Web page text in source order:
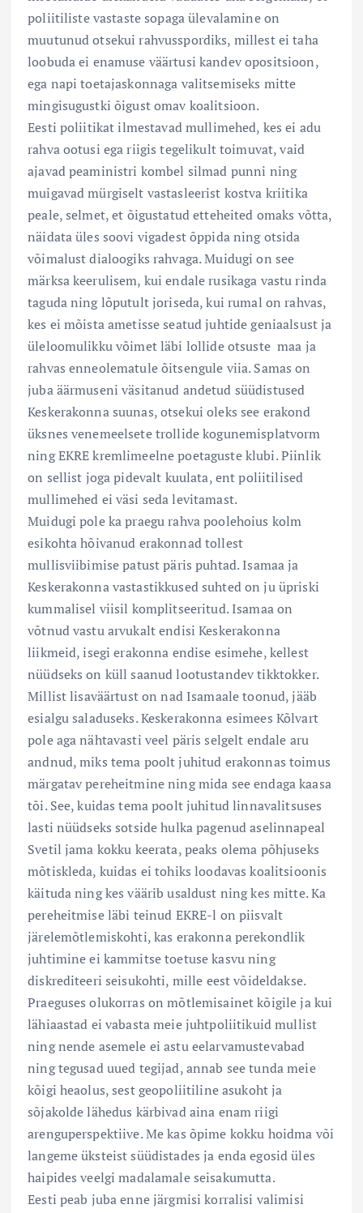
poliitiliste vastaste sopaga ülevalamine on
muutunud otsekui rahvusspordiks, millest ei taha
loobuda ei enamuse väärtusi kandev opositsioon,
ega napi toetajaskonnaga valitsemiseks mitte
mingisugustki õigust omav koalitsioon.
Eesti poliitikat ilmestavad mullimehed, kes ei adu
rahva ootusi ega riigis tegelikult toimuvat, vaid
ajavad peaministri kombel silmad punni ning
muigavad mürgiselt vastasleerist kostva kriitika
peale, selmet, et õigustatud etteheited omaks võtta,
näidata üles soovi vigadest õppida ning otsida
võimalust dialoogiks rahvaga. Muidugi on see
märksa keerulisem, kui endale rusikaga vastu rinda
taguda ning lõputult joriseda, kui rumal on rahvas,
kes ei mõista ametisse seatud juhtide geniaalsust ja
üleloomulikku võimet läbi lollide otsuste maa ja
rahvas enneolematule õitsengule viia. Samas on
juba äärmuseni väsitanud andetud süüdistused
Keskerakonna suunas, otsekui oleks see erakond
üksnes venemeelsete trollide kogunemisplatvorm
ning EKRE kremlimeelne poetaguste klubi. Piinlik
on sellist joga pidevalt kuulata, ent poliitilised
mullimehed ei väsi seda levitamast.
Muidugi pole ka praegu rahva poolehoius kolm
esikohta hõivanud erakonnad tollest
mullisviibimise patust päris puhtad. Isamaa ja
Keskerakonna vastastikkused suhted on ju üpriski
kummalisel viisil komplitseeritud. Isamaa on
võtnud vastu arvukalt endisi Keskerakonna
liikmeid, isegi erakonna endise esimehe, kellest
nüüdseks on küll saanud lootustandev tikktokker.
Millist lisaväärtust on nad Isamaale toonud, jääb
esialgu saladuseks. Keskerakonna esimees Kõlvart
pole aga nähtavasti veel päris selgelt endale aru
andnud, miks tema poolt juhitud erakonnas toimus
märgatav pereheitmine ning mida see endaga kaasa
tõi. See, kuidas tema poolt juhitud linnavalitsuses
lasti nüüdseks sotside hulka pagenud aselinnapeal
Svetil jama kokku keerata, peaks olema põhjuseks
mõtiskleda, kuidas ei tohiks loodavas koalitsioonis
käituda ning kes väärib usaldust ning kes mitte. Ka
pereheitmise läbi teinud EKRE-l on piisvalt
järelemõtlemiskohti, kas erakonna perekondlik
juhtimine ei kammitse toetuse kasvu ning
diskrediteeri seisukohti, mille eest võideldakse.
Praeguses olukorras on mõtlemisainet kõigile ja kui
lähiaastad ei vabasta meie juhtpoliitikuid mullist
ning nende asemele ei astu eelarvamustevabad
ning tegusad uued tegijad, annab see tunda meie
kõigi heaolus, sest geopoliitiline asukoht ja
sõjakolde lähedus kärbivad aina enam riigi
arenguperspektiive. Me kas õpime kokku hoidma või
langeme üksteist süüdistades ja enda egosid üles
haipides veelgi madalamale seisakumutta.
Eesti peab juba enne järgmisi korralisi valimisi